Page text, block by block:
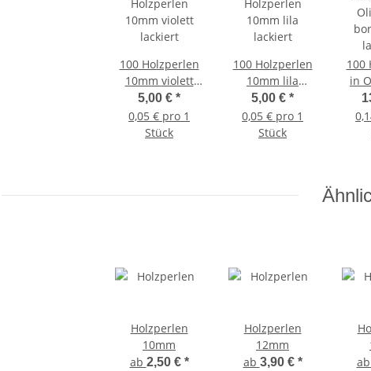
100 Holzperlen
10mm violett
lackiert
5,00 € *
0,05 € pro 1
Stück
100 Holzperlen
10mm lila
lackiert
5,00 € *
0,05 € pro 1
Stück
100
in
Holzperlen
10mm
ab 2,50 € *
Holzperlen
12mm
ab 3,90 € *
ab